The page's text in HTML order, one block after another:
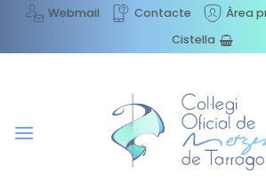
content
Webmail Contacte Àrea
Cistella